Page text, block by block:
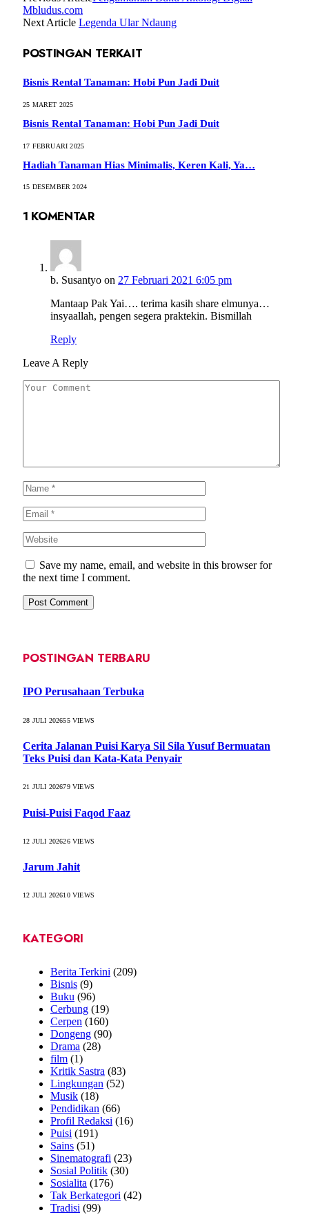
Mbludus.com
Next Article Legenda Ular Ndaung
POSTINGAN TERKAIT
Bisnis Rental Tanaman: Hobi Pun Jadi Duit
25 MARET 2025
Bisnis Rental Tanaman: Hobi Pun Jadi Duit
17 FEBRUARI 2025
Hadiah Tanaman Hias Minimalis, Keren Kali, Ya…
15 DESEMBER 2024
1 KOMENTAR
b. Susantyo on 27 Februari 2021 6:05 pm
Mantaap Pak Yai…. terima kasih share elmunya…
insyaallah, pengen segera praktekin. Bismillah
Reply
Leave A Reply
Save my name, email, and website in this browser for
the next time I comment.
POSTINGAN TERBARU
IPO Perusahaan Terbuka
28 JULI 202655VIEWS
Cerita Jalanan Puisi Karya Sil Sila Yusuf Bermuatan
Teks Puisi dan Kata-Kata Penyair
21 JULI 202679VIEWS
Puisi-Puisi Faqod Faaz
12 JULI 202626VIEWS
Jarum Jahit
12 JULI 202610VIEWS
KATEGORI
Berita Terkini (209)
Bisnis (9)
Buku (96)
Cerbung (19)
Cerpen (160)
Dongeng (90)
Drama (28)
film (1)
Kritik Sastra (83)
Lingkungan (52)
Musik (18)
Pendidikan (66)
Profil Redaksi (16)
Puisi (191)
Sains (51)
Sinematografi (23)
Sosial Politik (30)
Sosialita (176)
Tak Berkategori (42)
Tradisi (99)